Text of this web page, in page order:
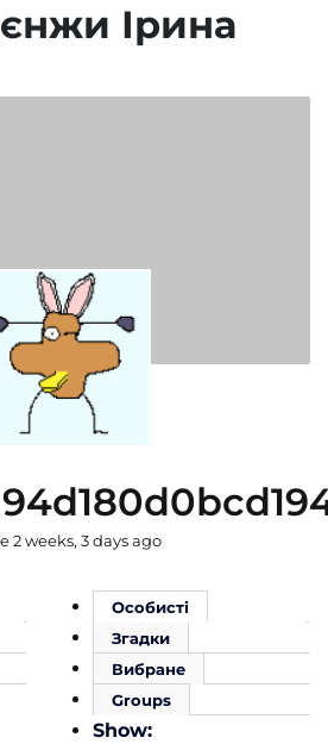
Ірина
2 weeks, 3 days ago
Особисті
Згадки
Вибране
Groups
Show: